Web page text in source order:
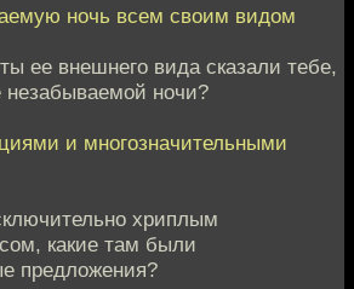
ночь всем своим видом
ее внешнего вида сказали тебе,
ночи?
и многозначительными
хриплым
какие там были
предложения?